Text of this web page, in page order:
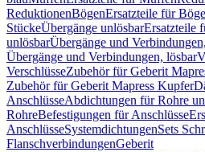
ReduktionenBögenErsatzteile für
StückeÜbergänge unlösbarErsatzteile
unlösbarÜbergänge und
Übergänge und Verbindungen, lösbar
VerschlüsseZubehör für Geberit
Zubehör für Geberit Mapress Kupfer
AnschlüsseAbdichtungen für Rohre
RohreBefestigungen für Anschlüsse
AnschlüsseSystemdichtungenSets
FlanschverbindungenGeberit